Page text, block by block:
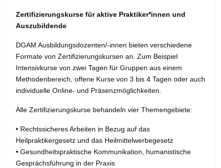
Zertifizierungskurse für aktive Praktiker*innen und
Auszubildende
DGAM Ausbildungsdozenten/-innen bieten verschiedene
Formate von Zertifizierungskursen an. Zum Beispiel
Intensivkurse von zwei Tagen für Gruppen aus einem
Methodenbereich, offene Kurse von 3 bis 4 Tagen oder auch
individuelle Online- und Präsenzmöglichkeiten.
Alle Zertifizierungskurse behandeln vier Themengebiete:
• Rechtssicheres Arbeiten in Bezug auf das
Heilpraktikergesetz und das Heilmittelwerbegesetz
• Gesundheitspraktische Kommunikation, humanistische
Gesprächsführung in der Praxis